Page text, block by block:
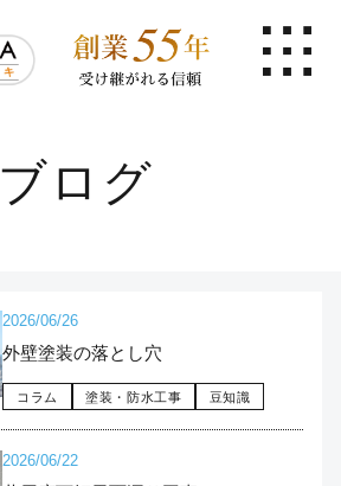
ブログ
2026/06/26
外壁塗装の落とし穴
コラム 塗装・防水工事 豆知識
2026/06/22